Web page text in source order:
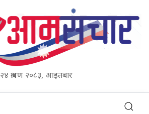
२४ श्रावण २०८३, आइतबार